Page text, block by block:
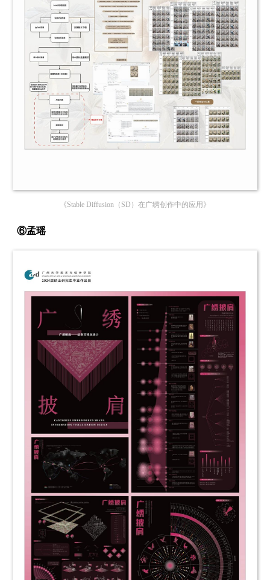
《Stable Diffusion（SD）在广绣创作中的应用》
⑥孟瑶